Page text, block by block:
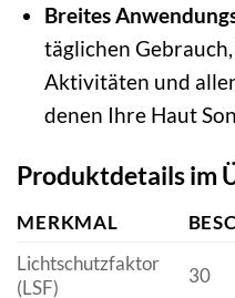
Breites
täglichen
Aktivitäten und
denen Ihre Haut
Produktdetails im
MERKMAL
Lichtschutzfaktor
(LSF)
30